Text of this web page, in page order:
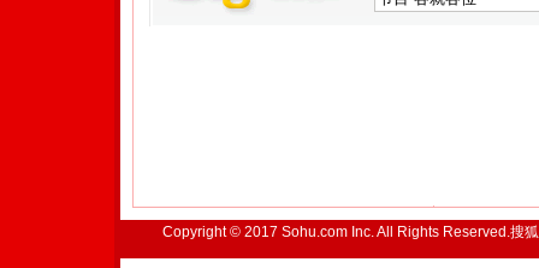
Copyright © 2017 Sohu.com Inc. All Rights Reserved.搜